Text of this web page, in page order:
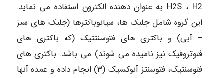
H2S ، H2 به عنوان دهنده الکترون استفاده می نماید.
این گروه شامل جلبک ها، سیانوباکترها (جلبک های سبز
– آبی) و باکتری های فتوسنتتیک (که باکتری های
فتوتروفیک نیز نامیده می شوند) می باشد. باکتری های
فتوسنتیک، فتوسنتز آنوکسیک (۳) انجام داده و عمده آنها